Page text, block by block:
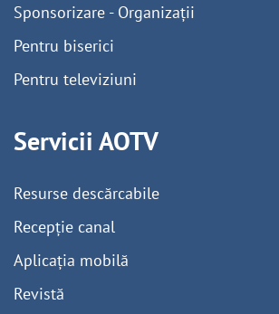
Sponsorizare - Organizații
Pentru biserici
Pentru televiziuni
Servicii AOTV
Resurse descărcabile
Recepție canal
Aplicația mobilă
Revistă